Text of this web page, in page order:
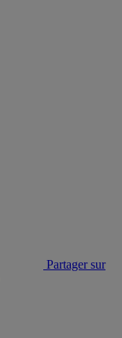
Partager sur